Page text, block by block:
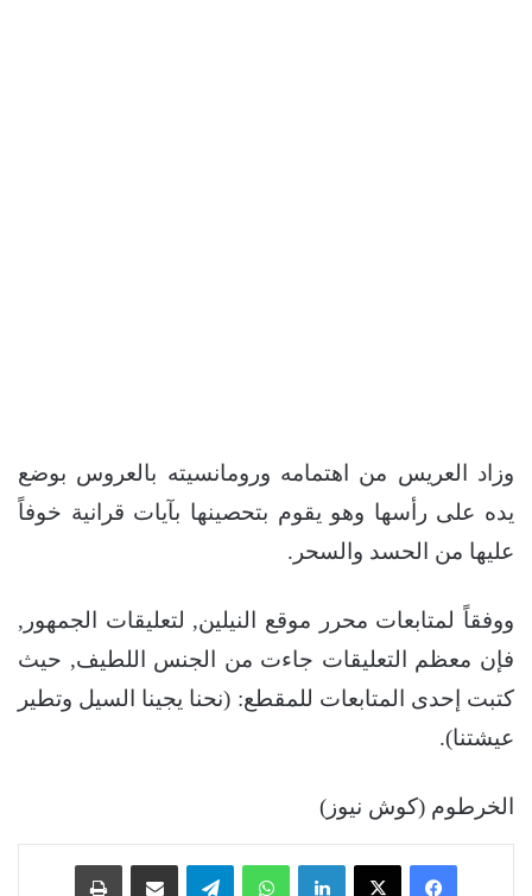
وزاد العريس من اهتمامه ورومانسيته بالعروس بوضع
يده على رأسها وهو يقوم بتحصينها بآيات قرانية خوفاً
عليها من الحسد والسحر.
ووفقاً لمتابعات محرر موقع النيلين, لتعليقات الجمهور,
فإن معظم التعليقات جاءت من الجنس اللطيف, حيث
كتبت إحدى المتابعات للمقطع: (نحنا يجينا السيل وتطير
عيشتنا).
الخرطوم (كوش نيوز)
فيسبوك ‫X لينكدإن واتساب تيلقرام